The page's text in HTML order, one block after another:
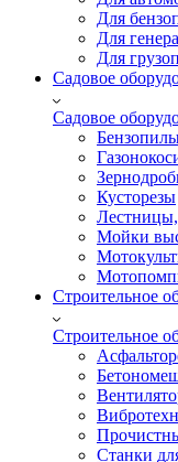
Для
Для
Для
Садовое
Садовое
Кусторезы
Мойки
Строительное
Строительное
Станки